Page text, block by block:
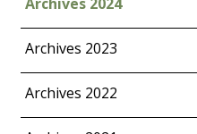
Archives 2023
Archives 2022